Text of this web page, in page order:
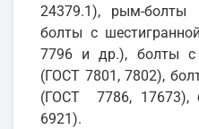
24379.1), рым-
болты с
7796 и др.), болты с
(ГОСТ 7801, 7802),
(ГОСТ 7786, 17673),
6921).